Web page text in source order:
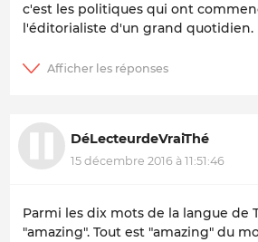
c'est les politiques qui ont
l'éditorialiste d'un grand quotidien.
DéLecteurdeVraiThé
15 décembre 2016 à 11:51:46
Parmi les dix mots de la langue de
"amazing". Tout est "amazing" du